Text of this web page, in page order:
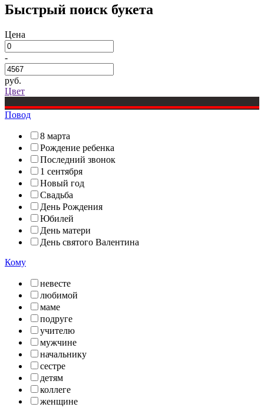
Быстрый поиск букета
Цена
-
руб.
Цвет
Повод
8 марта
Рождение ребенка
Последний звонок
1 сентября
Новый год
Свадьба
День Рождения
Юбилей
День матери
День святого Валентина
Кому
невесте
любимой
маме
подруге
учителю
мужчине
начальнику
сестре
детям
коллеге
женщине